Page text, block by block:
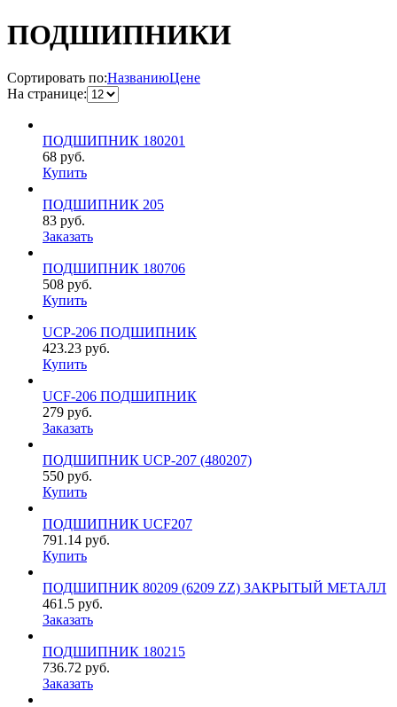
ПОДШИПНИКИ
Сортировать по:НазваниюЦене
На странице:
ПОДШИПНИК 180201
68 руб.
Купить
ПОДШИПНИК 205
83 руб.
Заказать
ПОДШИПНИК 180706
508 руб.
Купить
UCP-206 ПОДШИПНИК
423.23 руб.
Купить
UCF-206 ПОДШИПНИК
279 руб.
Заказать
ПОДШИПНИК UCP-207 (480207)
550 руб.
Купить
ПОДШИПНИК UCF207
791.14 руб.
Купить
ПОДШИПНИК 80209 (6209 ZZ) ЗАКРЫТЫЙ МЕТАЛЛ
461.5 руб.
Заказать
ПОДШИПНИК 180215
736.72 руб.
Заказать